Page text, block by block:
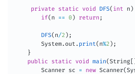
private static void DFS( int n )
if( n == 0) return ;
DFS( n/2 ) ;
System. out . print( n%2 ) ;
}
public
static void main( String[
Scanner sc = new Scanner(